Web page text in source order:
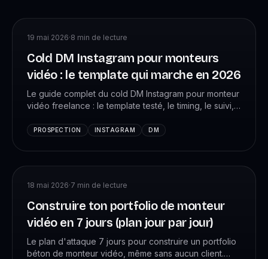
19 mai 2026·8 min de lecture
Cold DM Instagram pour monteurs
vidéo : le template qui marche en 2026
Le guide complet du cold DM Instagram pour monteur
vidéo freelance : le template testé, le timing, le suivi,
concrets.
PROSPECTION INSTAGRAM DM
18 mai 2026·7 min de lecture
Construire ton portfolio de monteur
vidéo en 7 jours (plan jour par jour)
Le plan d'attaque 7 jours pour construire un portfolio
béton de monteur vidéo, même sans aucun client.